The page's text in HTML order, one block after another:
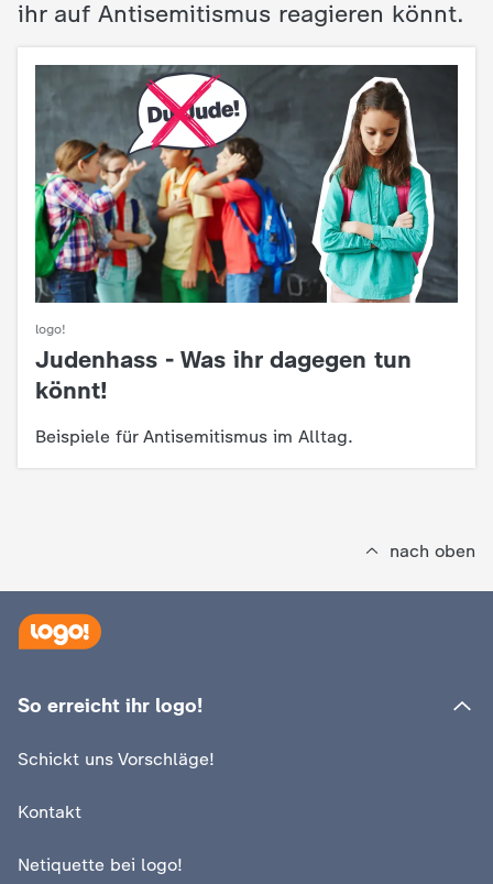
ihr auf Antisemitismus reagieren könnt.
logo!
:
Judenhass - Was ihr dagegen tun
könnt!
Beispiele für Antisemitismus im Alltag.
nach oben
So erreicht ihr logo!
Schickt uns Vorschläge!
Kontakt
Netiquette bei logo!